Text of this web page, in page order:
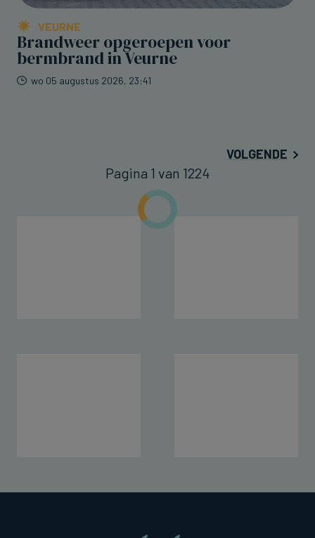
VEURNE
Brandweer opgeroepen voor
bermbrand in Veurne
wo 05 augustus 2026, 23:41
VOLGENDE
Pagina 1 van 1224